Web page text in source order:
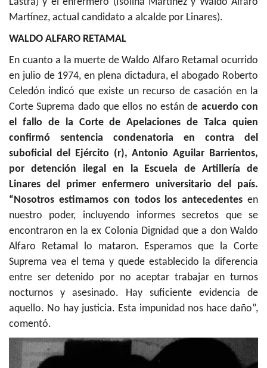
Martínez, actual candidato a alcalde por Linares).
WALDO ALFARO RETAMAL
En cuanto a la muerte de Waldo Alfaro Retamal ocurrido
en julio de 1974, en plena dictadura, el abogado Roberto
Celedón indicó que existe un recurso de casación en la
Corte Suprema dado que ellos no están de acuerdo con
el fallo de la Corte de Apelaciones de Talca quien
confirmó sentencia condenatoria en contra del
suboficial del Ejército (r), Antonio Aguilar Barrientos,
por detención ilegal en la Escuela de Artillería de
Linares del primer enfermero universitario del país.
“Nosotros estimamos con todos los antecedentes en
nuestro poder, incluyendo informes secretos que se
encontraron en la ex Colonia Dignidad que a don Waldo
Alfaro Retamal lo mataron. Esperamos que la Corte
Suprema vea el tema y quede establecido la diferencia
entre ser detenido por no aceptar trabajar en turnos
nocturnos y asesinado. Hay suficiente evidencia de
aquello. No hay justicia. Esta impunidad nos hace daño”,
comentó.